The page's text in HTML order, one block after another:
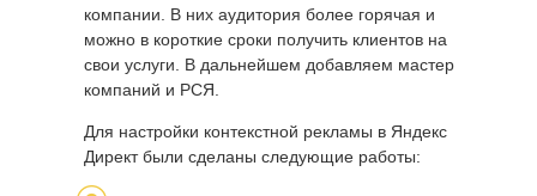
компании. В них аудитория более горячая и
можно в короткие сроки получить клиентов на
свои услуги. В дальнейшем добавляем мастер
компаний и РСЯ.
Для настройки контекстной рекламы в Яндекс
Директ были сделаны следующие работы: